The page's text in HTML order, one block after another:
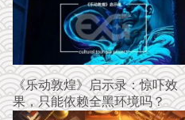
《乐动敦煌》启示录：惊吓效
果，只能依赖全黑环境吗？